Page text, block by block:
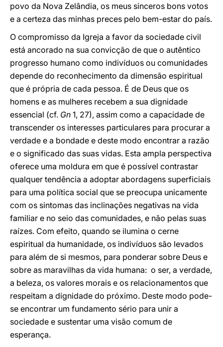
povo da Nova Zelândia, os meus sinceros bons votos
e a certeza das minhas preces pelo bem-estar do país.
O compromisso da Igreja a favor da sociedade civil
está ancorado na sua convicção de que o autêntico
progresso humano como indivíduos ou comunidades
depende do reconhecimento da dimensão espiritual
que é própria de cada pessoa. É de Deus que os
homens e as mulheres recebem a sua dignidade
essencial (cf. Gn 1, 27), assim como a capacidade de
transcender os interesses particulares para procurar a
verdade e a bondade e deste modo encontrar a razão
e o significado das suas vidas. Esta ampla perspectiva
oferece uma moldura em que é possível contrastar
qualquer tendência a adoptar abordagens superficiais
para uma política social que se preocupa unicamente
com os sintomas das inclinações negativas na vida
familiar e no seio das comunidades, e não pelas suas
raízes. Com efeito, quando se ilumina o cerne
espiritual da humanidade, os indivíduos são levados
para além de si mesmos, para ponderar sobre Deus e
sobre as maravilhas da vida humana: o ser, a verdade,
a beleza, os valores morais e os relacionamentos que
respeitam a dignidade do próximo. Deste modo pode-
se encontrar um fundamento sério para unir a
sociedade e sustentar uma visão comum de
esperança.